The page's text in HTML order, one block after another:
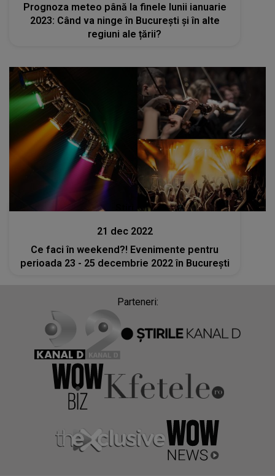
Prognoza meteo până la finele lunii ianuarie
2023: Când va ninge în București și în alte
regiuni ale țării?
21 dec 2022
Ce faci în weekend?! Evenimente pentru
perioada 23 - 25 decembrie 2022 în București
Parteneri: